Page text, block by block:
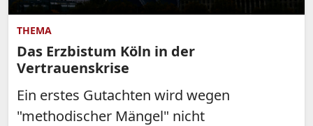
THEMA
Das Erzbistum Köln in der
Vertrauenskrise
Ein erstes Gutachten wird wegen
"methodischer Mängel" nicht